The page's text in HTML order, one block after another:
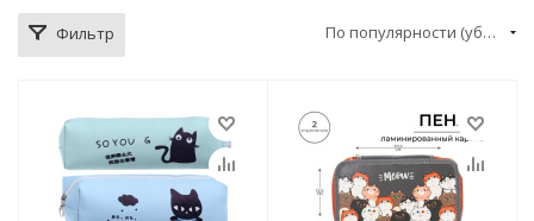
Фильтр По популярности (убывание)